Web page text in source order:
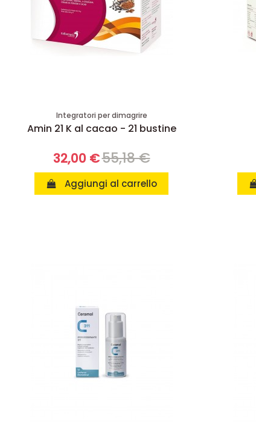
Integratori per dimagrire
Amin 21 K al cacao - 21 bustine
32,00 €55,18 €
Aggiungi al carrello